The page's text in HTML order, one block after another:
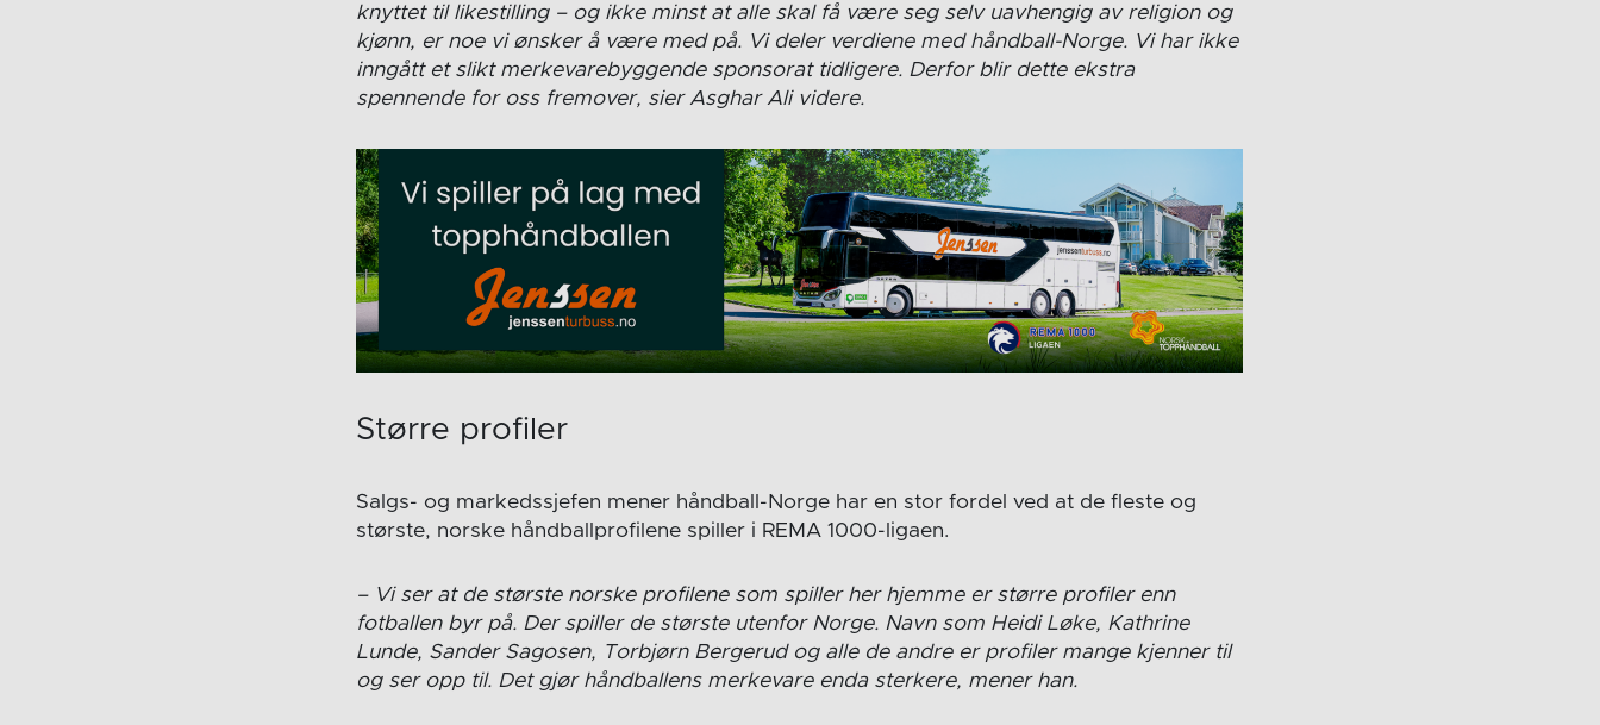
knyttet til likestilling – og ikke minst at alle skal få være seg selv uavhengig av religion og
kjønn, er noe vi ønsker å være med på. Vi deler verdiene med håndball-Norge. Vi har ikke
inngått et slikt merkevarebyggende sponsorat tidligere. Derfor blir dette ekstra
spennende for oss fremover, sier Asghar Ali videre.
Større profiler
Salgs- og markedssjefen mener håndball-Norge har en stor fordel ved at de fleste og
største, norske håndballprofilene spiller i REMA 1000-ligaen.
– Vi ser at de største norske profilene som spiller her hjemme er større profiler enn
fotballen byr på. Der spiller de største utenfor Norge. Navn som Heidi Løke, Kathrine
Lunde, Sander Sagosen, Torbjørn Bergerud og alle de andre er profiler mange kjenner til
og ser opp til. Det gjør håndballens merkevare enda sterkere, mener han.